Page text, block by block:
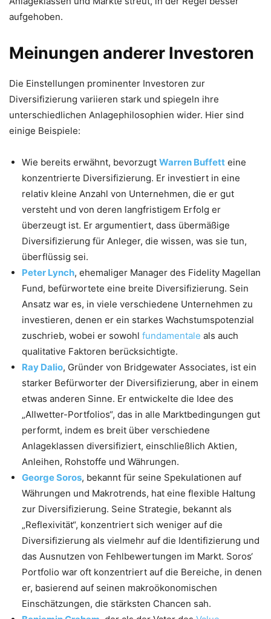
aufgehoben.
Meinungen anderer Investoren
Die Einstellungen prominenter Investoren zur
Diversifizierung variieren stark und spiegeln ihre
unterschiedlichen Anlagephilosophien wider. Hier sind
einige Beispiele:
Wie bereits erwähnt, bevorzugt Warren Buffett eine
konzentrierte Diversifizierung. Er investiert in eine
relativ kleine Anzahl von Unternehmen, die er gut
versteht und von deren langfristigem Erfolg er
überzeugt ist. Er argumentiert, dass übermäßige
Diversifizierung für Anleger, die wissen, was sie tun,
überflüssig sei.
Peter Lynch, ehemaliger Manager des Fidelity Magellan
Fund, befürwortete eine breite Diversifizierung. Sein
Ansatz war es, in viele verschiedene Unternehmen zu
investieren, denen er ein starkes Wachstumspotenzial
zuschrieb, wobei er sowohl fundamentale als auch
qualitative Faktoren berücksichtigte.
Ray Dalio, Gründer von Bridgewater Associates, ist ein
starker Befürworter der Diversifizierung, aber in einem
etwas anderen Sinne. Er entwickelte die Idee des
„Allwetter-Portfolios“, das in alle Marktbedingungen gut
performt, indem es breit über verschiedene
Anlageklassen diversifiziert, einschließlich Aktien,
Anleihen, Rohstoffe und Währungen.
George Soros, bekannt für seine Spekulationen auf
Währungen und Makrotrends, hat eine flexible Haltung
zur Diversifizierung. Seine Strategie, bekannt als
„Reflexivität“, konzentriert sich weniger auf die
Diversifizierung als vielmehr auf die Identifizierung und
das Ausnutzen von Fehlbewertungen im Markt. Soros‘
Portfolio war oft konzentriert auf die Bereiche, in denen
er, basierend auf seinen makroökonomischen
Einschätzungen, die stärksten Chancen sah.